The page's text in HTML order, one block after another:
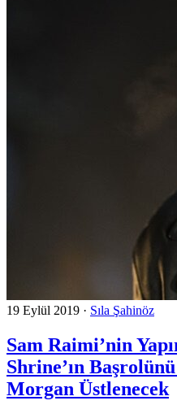
19 Eylül 2019 · Sıla Şahinöz
Sam Raimi’nin
Shrine’ın
Morgan Üstlenecek